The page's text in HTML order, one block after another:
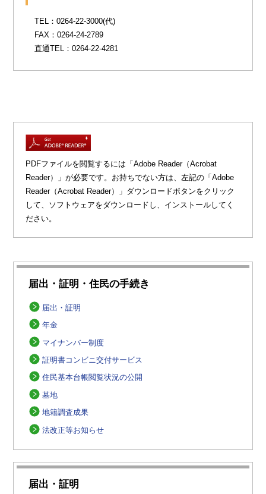
届出・証明・住民の手続き
届出・証明
年金
マイナンバー制度
証明書コンビニ交付サービス
住民基本台帳閲覧状況の公開
墓地
地籍調査成果
法改正等お知らせ
届出・証明
TEL：0264-22-3000(代)
FAX：0264-24-2789
直通TEL：0264-22-4281
PDFファイルを閲覧するには「Adobe Reader（Acrobat
Reader）」が必要です。お持ちでない方は、左記の「Adobe
Reader（Acrobat Reader）」ダウンロードボタンをクリック
して、ソフトウェアをダウンロードし、インストールしてく
ださい。